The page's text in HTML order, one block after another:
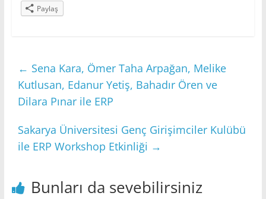
Paylaş
← Sena Kara, Ömer Taha Arpağan, Melike
Kutlusan, Edanur Yetiş, Bahadır Ören ve
Dilara Pınar ile ERP
Sakarya Üniversitesi Genç Girişimciler Kulübü
ile ERP Workshop Etkinliği →
Bunları da sevebilirsiniz